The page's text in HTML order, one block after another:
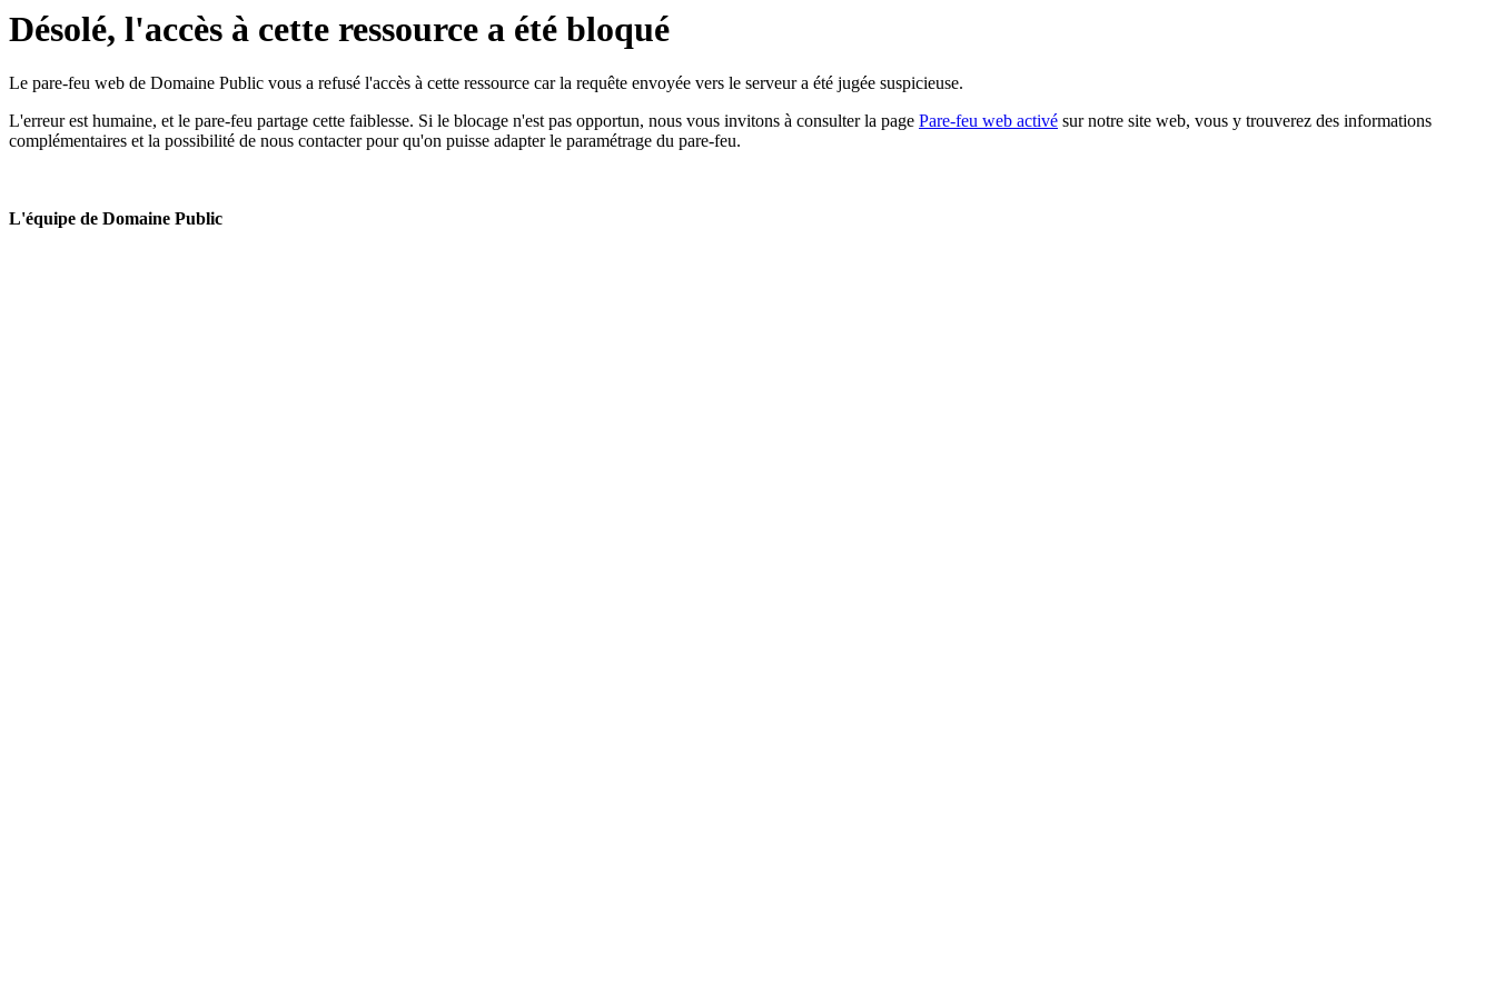
Désolé, l'accès à cette ressource a été bloqué
Le pare-feu web de Domaine Public vous a refusé l'accès à cette ressource car la requête envoyée vers le serveur a été jugée suspicieuse.
L'erreur est humaine, et le pare-feu partage cette faiblesse. Si le blocage n'est pas opportun, nous vous invitons à consulter la page Pare-feu web activé sur notre site web, vous y trouverez des informations
complémentaires et la possibilité de nous contacter pour qu'on puisse adapter le paramétrage du pare-feu.
L'équipe de Domaine Public